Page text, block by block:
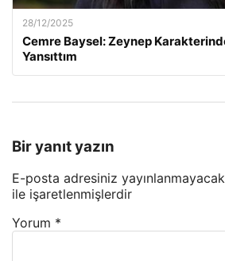
28/12/2025
Cemre Baysel: Zeynep
Yansıttım
Bir yanıt yazın
E-posta adresiniz
ile işaretlenmişlerdir
Yorum *